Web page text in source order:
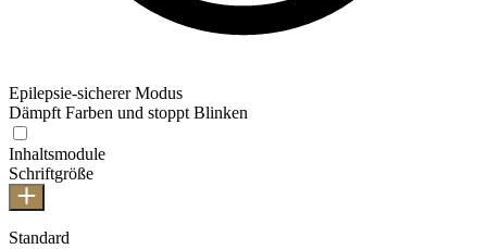
Epilepsie-sicherer Modus
Dämpft Farben und stoppt Blinken
Inhaltsmodule
Schriftgröße
Standard